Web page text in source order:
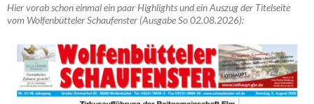
Hier vorab schon einmal ein paar Highlights und ein Auszug der Titelseite
vom Wolfenbütteler Schaufenster (Ausgabe So 02.08.2026):